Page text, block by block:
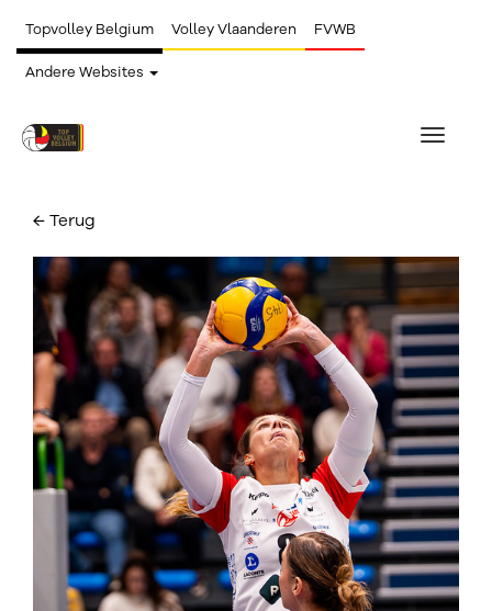
Topvolley Belgium Volley Vlaanderen FVWB
Andere Websites
Toggle
← Terug